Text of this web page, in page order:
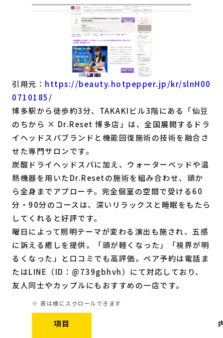
引用元： https://beauty.hotpepper.jp/kr/slnH00
0710185/
博多駅から徒歩約3分、TAKAKIビル3階にある「仙豆
のちから × Dr.Reset 博多店」は、全国展開するドラ
イヘッドスパブランドと機能回復施術の技術を融合さ
せた専門サロンです。
炭酸ドライヘッドスパに加え、ウォーターベッドや温
熱機器を用いたDr.Resetの施術を組み合わせ、頭か
ら全身までアプローチ。完全個室の空間で受ける60
分・90分のコースは、深いリラックスと睡眠をもたら
してくれると好評です。
曜日によって照明テーマが変わる演出も施され、五感
に訴える癒しを提供。「頭が軽くなった」「視界が明
るくなった」と口コミでも高評価。ペア予約は電話ま
たはLINE（ID：@739gbhvh）にて対応しており、
友人同士やカップルにもおすすめの一店です。
項目